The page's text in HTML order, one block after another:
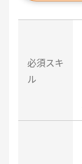
必須スキ
ル